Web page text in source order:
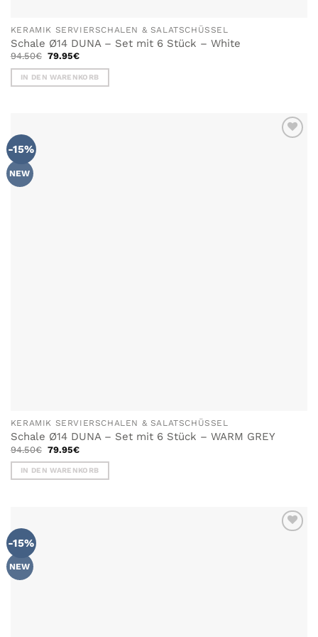
KERAMIK SERVIERSCHALEN & SALATSCHÜSSEL
Schale Ø14 DUNA – Set mit 6 Stück – White
94.50€ Ursprünglicher
war:
94.50€
79.95€Aktueller
ist:
79.95€.
IN DEN WARENKORB
-15%
NEW
KERAMIK SERVIERSCHALEN & SALATSCHÜSSEL
Schale Ø14 DUNA – Set mit 6 Stück – WARM GREY
94.50€ Ursprünglicher
war:
94.50€
79.95€Aktueller
ist:
79.95€.
IN DEN WARENKORB
-15%
NEW